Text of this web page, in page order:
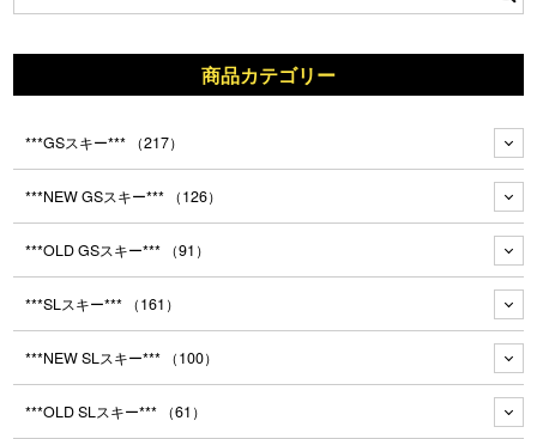
商品カテゴリー
***GSスキー*** （217）
***NEW GSスキー*** （126）
***OLD GSスキー*** （91）
***SLスキー*** （161）
***NEW SLスキー*** （100）
***OLD SLスキー*** （61）